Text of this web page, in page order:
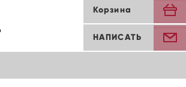
Корзина
НАПИСАТЬ